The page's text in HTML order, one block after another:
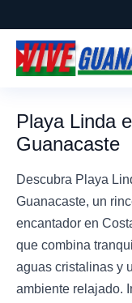
Playa Linda
Guanacaste
Descubra Playa
Guanacaste, un
encantador en
que combina
aguas cristalinas y
ambiente relajado.